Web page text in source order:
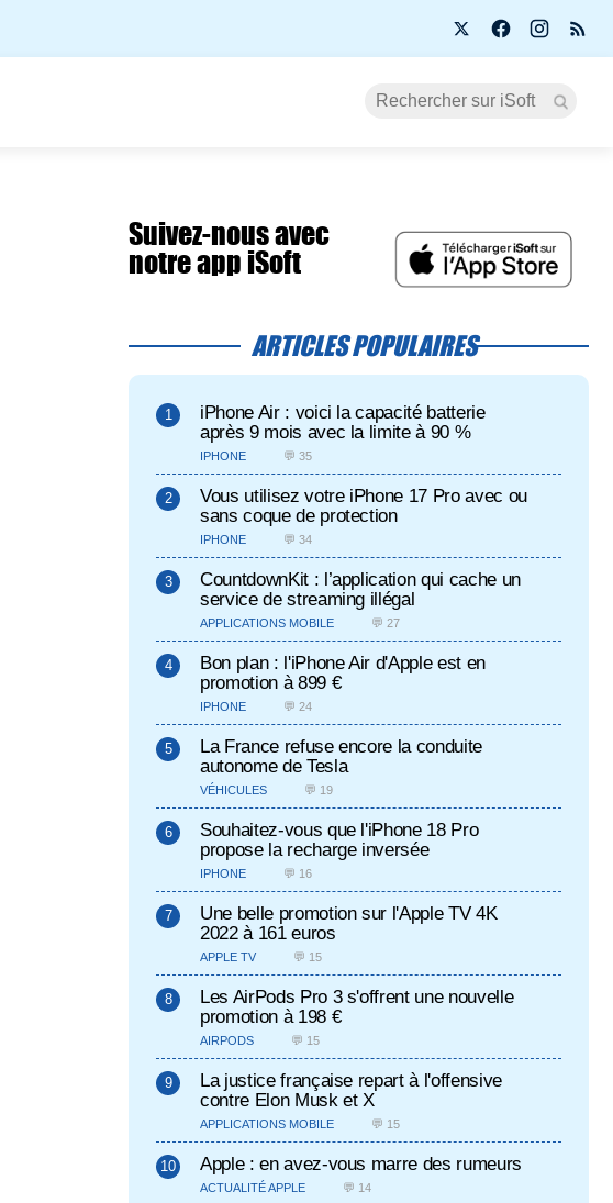
Suivez-nous avec
notre app iSoft
ARTICLES POPULAIRES
iPhone Air : voici la capacité batterie
après 9 mois avec la limite à 90 %
IPHONE 💬 35
Vous utilisez votre iPhone 17 Pro avec ou
sans coque de protection
IPHONE 💬 34
CountdownKit : l’application qui cache un
service de streaming illégal
APPLICATIONS MOBILE 💬 27
Bon plan : l'iPhone Air d'Apple est en
promotion à 899 €
IPHONE 💬 24
La France refuse encore la conduite
autonome de Tesla
VÉHICULES 💬 19
Souhaitez-vous que l'iPhone 18 Pro
propose la recharge inversée
IPHONE 💬 16
Une belle promotion sur l'Apple TV 4K
2022 à 161 euros
APPLE TV 💬 15
Les AirPods Pro 3 s'offrent une nouvelle
promotion à 198 €
AIRPODS 💬 15
La justice française repart à l'offensive
contre Elon Musk et X
APPLICATIONS MOBILE 💬 15
Apple : en avez-vous marre des rumeurs
ACTUALITÉ APPLE 💬 14